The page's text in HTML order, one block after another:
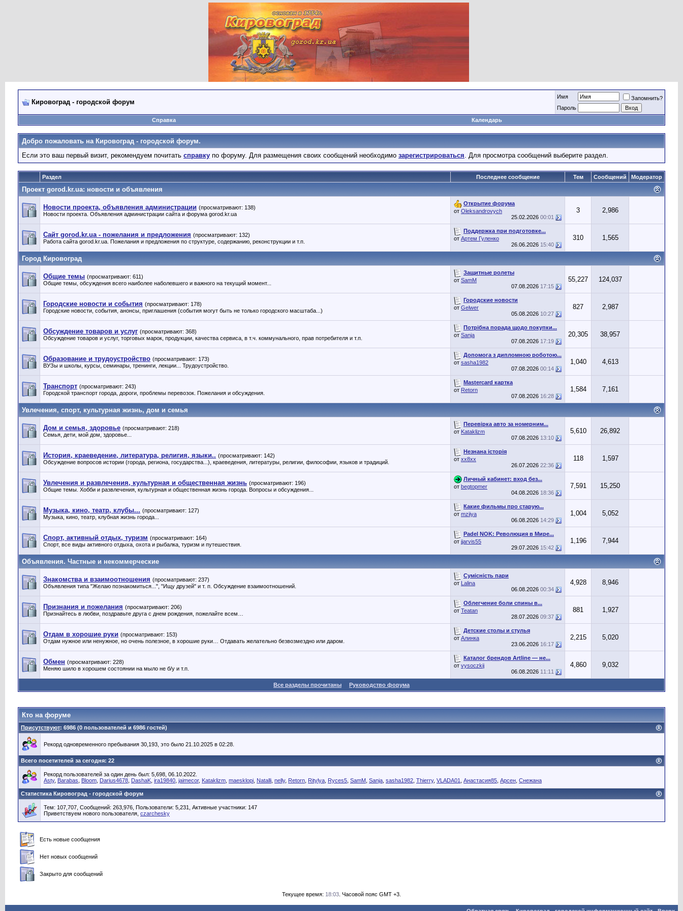
Кировоград - городской форум
Имя
Запомнить?
Пароль
Справка
Календарь
Добро пожаловать на Кировоград - городской форум.
Если это ваш первый визит, рекомендуем почитать справку по форуму. Для размещения своих сообщений необходимо зарегистрироваться. Для просмотра сообщений выберите раздел.
Раздел Последнее сообщение Тем Сообщений Модератор
Проект gorod.kr.ua: новости и объявления
Новости проекта, объявления администрации (просматривают: 138)
Новости проекта. Объявления администрации сайта и форума gorod.kr.ua
Открытие форума
от Oleksandrovych
25.02.2026 00:01
3 2,986
Сайт gorod.kr.ua - пожелания и предложения (просматривают: 132)
Работа сайта gorod.kr.ua. Пожелания и предложения по структуре, содержанию, реконструкции и т.п.
Поддержка при подготовке...
от Артем Гуленко
26.06.2026 15:40
310 1,565
Город Кировоград
Общие темы (просматривают: 611)
Общие темы, обсуждения всего наиболее наболевшего и важного на текущий момент...
Защитные ролеты
от SamM
07.08.2026 17:15
55,227 124,037
Городские новости и события (просматривают: 178)
Городские новости, события, анонсы, приглашения (события могут быть не только городского масштаба...)
Городские новости
от Gelwer
05.08.2026 10:27
827 2,987
Обсуждение товаров и услуг (просматривают: 368)
Обсуждение товаров и услуг, торговых марок, продукции, качества сервиса, в т.ч. коммунального, прав потребителя и т.п.
Потрібна порада щодо покупки...
от Sanja
07.08.2026 17:19
20,305 38,957
Образование и трудоустройство (просматривают: 173)
ВУЗы и школы, курсы, семинары, тренинги, лекции... Трудоустройство.
Допомога з дипломною роботою...
от sasha1982
07.08.2026 00:14
1,040 4,613
Транспорт (просматривают: 243)
Городской транспорт города, дороги, проблемы перевозок. Пожелания и обсуждения.
Mastercard картка
от Retorn
07.08.2026 16:28
1,584 7,161
Увлечения, спорт, культурная жизнь, дом и семья
Дом и семья, здоровье (просматривают: 218)
Семья, дети, мой дом, здоровье...
Перевірка авто за номерним...
от Kataklizm
07.08.2026 13:10
5,610 26,892
История, краеведение, литература, религия, языки.. (просматривают: 142)
Обсуждение вопросов истории (города, региона, государства...), краеведения, литературы, религии, философии, языков и традиций.
Незнана історія
от хх8хх
26.07.2026 22:36
118 1,597
Увлечения и развлечения, культурная и общественная жизнь (просматривают: 196)
Общие темы. Хобби и развлечения, культурная и общественная жизнь города. Вопросы и обсуждения...
Личный кабинет: вход без...
от begtopmer
04.08.2026 18:36
7,591 15,250
Музыка, кино, театр, клубы... (просматривают: 127)
Музыка, кино, театр, клубная жизнь города...
Какие фильмы про старую...
от mziiya
06.08.2026 14:29
1,004 5,052
Спорт, активный отдых, туризм (просматривают: 164)
Спорт, все виды активного отдыха, охота и рыбалка, туризм и путешествия.
Padel NOK: Революция в Мире...
от jjarvis55
29.07.2026 15:42
1,196 7,944
Объявления. Частные и некоммерческие
Знакомства и взаимоотношения (просматривают: 237)
Объявления типа "Желаю познакомиться...", "Ищу друзей" и т. п. Обсуждение взаимоотношений.
Сумісність пари
от Lalina
06.08.2026 00:34
4,928 8,946
Признания и пожелания (просматривают: 206)
Признайтесь в любви, поздравьте друга с днем рождения, пожелайте всем…
Облегчение боли спины в...
от Teatan
28.07.2026 09:37
881 1,927
Отдам в хорошие руки (просматривают: 153)
Отдам нужное или ненужное, но очень полезное, в хорошие руки… Отдавать желательно безвозмездно или даром.
Детские столы и стулья
от Алинка
23.06.2026 16:17
2,215 5,020
Обмен (просматривают: 228)
Меняю шило в хорошем состоянии на мыло не б/у и т.п.
Каталог брендов Artline — не...
от vysoczkij
06.08.2026 11:11
4,860 9,032
Все разделы прочитаны Руководство форума
Кто на форуме
Присутствуют: 6986 (0 пользователей и 6986 гостей)
Рекорд одновременного пребывания 30,193, это было 21.10.2025 в 02:28.
Всего посетителей за сегодня: 22
Рекорд пользователей за один день был: 5,698, 06.10.2022.
Asty, Barabas Bloom Darius4678 DashaK ira19840 jaimecor, Kataklizm maesklopi Natalli nelly, Retorn Ritylya Ryces5 SamM Sanja sasha1982 Thierry, VLADA01 Анастасия85 Арсен Снежана
Статистика Кировоград - городской форум
Тем: 107,707, Сообщений: 263,976, Пользователи: 5,231, Активные участники: 147
Приветствуем нового пользователя, czarchesky
Есть новые сообщения
Нет новых сообщений
Закрыто для сообщений
Текущее время: 18:03 . Часовой пояс GMT +3.